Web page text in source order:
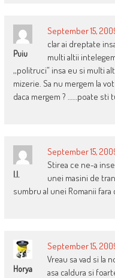
Puiu
September 15,
clar ai dreptate
multi altii
,,politruci” insa eu si multi
mizerie. Sa nu mergem la
daca mergem ? ……poate sti
I.I.
September 15,
Stirea ce ne-a
unei masini de
sumbru al unei Romanii fara
Horya
September 15,
Vreau sa vad si la
asa caldura si